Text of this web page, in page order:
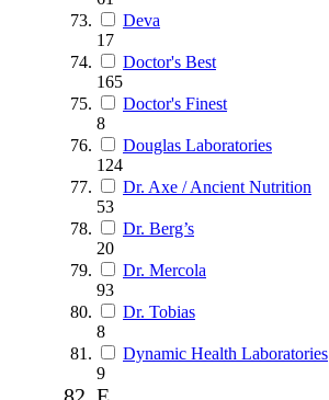
Deva
17
Doctor's Best
165
Doctor's Finest
8
Douglas Laboratories
124
Dr. Axe / Ancient Nutrition
53
Dr. Berg’s
20
Dr. Mercola
93
Dr. Tobias
8
Dynamic Health Laboratories
9